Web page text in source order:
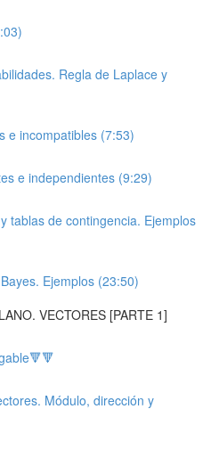
Regla de Laplace y
e incompatibles (7:53)
e independientes (9:29)
tablas de contingencia. Ejemplos
Ejemplos (23:50)
VECTORES [PARTE 1]
Módulo, dirección y